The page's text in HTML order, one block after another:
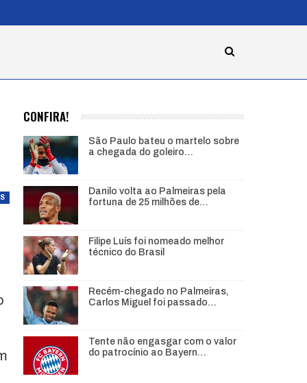
CONFIRA!
São Paulo bateu o martelo sobre
a chegada do goleiro…
Danilo volta ao Palmeiras pela
fortuna de 25 milhões de…
Filipe Luís foi nomeado melhor
técnico do Brasil
Recém-chegado no Palmeiras,
Carlos Miguel foi passado…
Tente não engasgar com o valor
do patrocínio ao Bayern…